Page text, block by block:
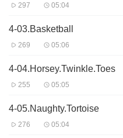
297 05:04
4-03.Basketball
269 05:06
4-04.Horsey.Twinkle.Toes
255 05:05
4-05.Naughty.Tortoise
276 05:04